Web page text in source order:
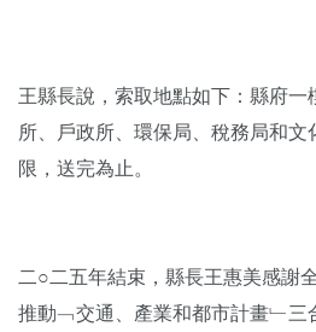
王縣長說，索取地點如下：縣府一
所、戶政所、環保局、稅務局和
限，送完為止。
二○二五年結束，縣長王惠美感謝
推動﹁交通、產業和都市計畫﹂三